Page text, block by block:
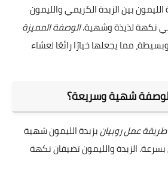
بين الزبدة الكريمي والليمون
نكهة لذيذة وشهية.الوصفة المميزة
مما يجعلها خيارًا رائعًا لعشاء
شهية وسريعة؟
طريقة عمل روبيانبزبدة الليمون شهية
الزبدة والليمون تضيفان نكهة